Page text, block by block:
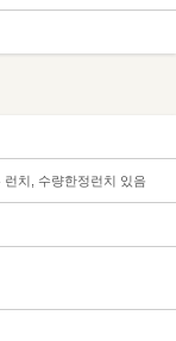
치, 수량한정런치 있음